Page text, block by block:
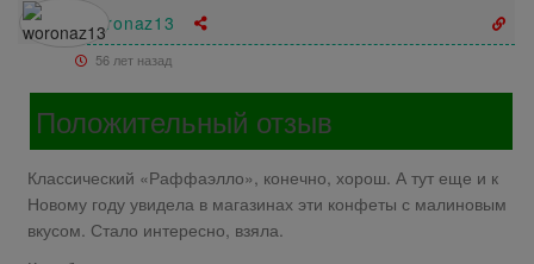
woronaz13
56 лет назад
Положительный отзыв
Классический «Раффаэлло», конечно, хорош. А тут еще и к
Новому году увидела в магазинах эти конфеты с малиновым
вкусом. Стало интересно, взяла.